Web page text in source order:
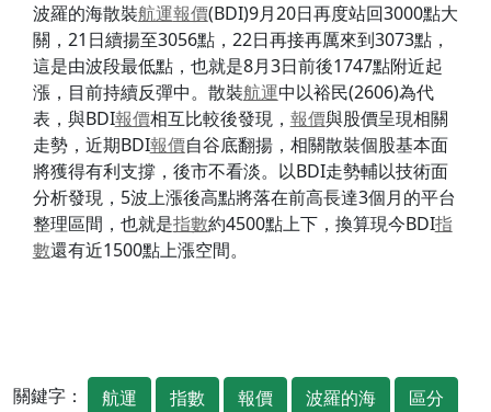
波羅的海散裝航運報價(BDI)9月20日再度站回3000點大
關，21日續揚至3056點，22日再接再厲來到3073點，
這是由波段最低點，也就是8月3日前後1747點附近起
漲，目前持續反彈中。散裝航運中以裕民(2606)為代
表，與BDI報價相互比較後發現， 報價與股價呈現相關
走勢，近期BDI報價自谷底翻揚，相關散裝個股基本面
將獲得有利支撐，後市不看淡。以BDI走勢輔以技術面
分析發現，5波上漲後高點將落在前高長達3個月的平台
整理區間，也就是指數約4500點上下，換算現今BDI指
數還有近1500點上漲空間。
關鍵字： 航運 指數 報價 波羅的海
區分